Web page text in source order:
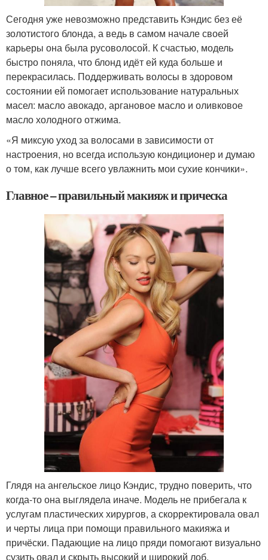
Сегодня уже невозможно представить Кэндис без её
золотистого блонда, а ведь в самом начале своей
карьеры она была русоволосой. К счастью, модель
быстро поняла, что блонд идёт ей куда больше и
перекрасилась. Поддерживать волосы в здоровом
состоянии ей помогает использование натуральных
масел: масло авокадо, аргановое масло и оливковое
масло холодного отжима.
«Я миксую уход за волосами в зависимости от
настроения, но всегда использую кондиционер и думаю
о том, как лучше всего увлажнить мои сухие кончики».
Главное – правильный макияж и прическа
Глядя на ангельское лицо Кэндис, трудно поверить, что
когда-то она выглядела иначе. Модель не прибегала к
услугам пластических хирургов, а скорректировала овал
и черты лица при помощи правильного макияжа и
причёски. Падающие на лицо пряди помогают визуально
сузить овал и скрыть высокий и широкий лоб.